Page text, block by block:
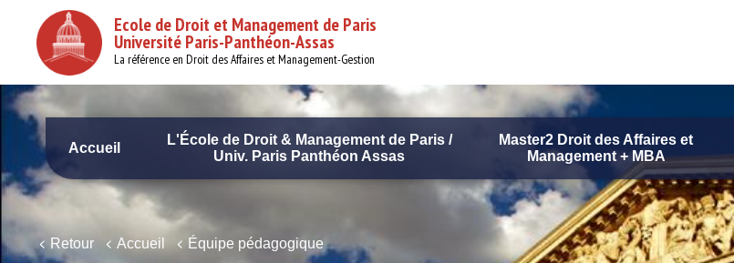
contenu
principal
Ecole de Droit et Management de Paris
Université Paris-Panthéon-Assas
La référence en Droit des Affaires et Management-Gestion
Navigation
principale
Accueil
L'École de Droit & Management de Paris /
Univ. Paris Panthéon Assas
Master2 Droit des Affaires et
Management + MBA
Retour Accueil Équipe pédagogique